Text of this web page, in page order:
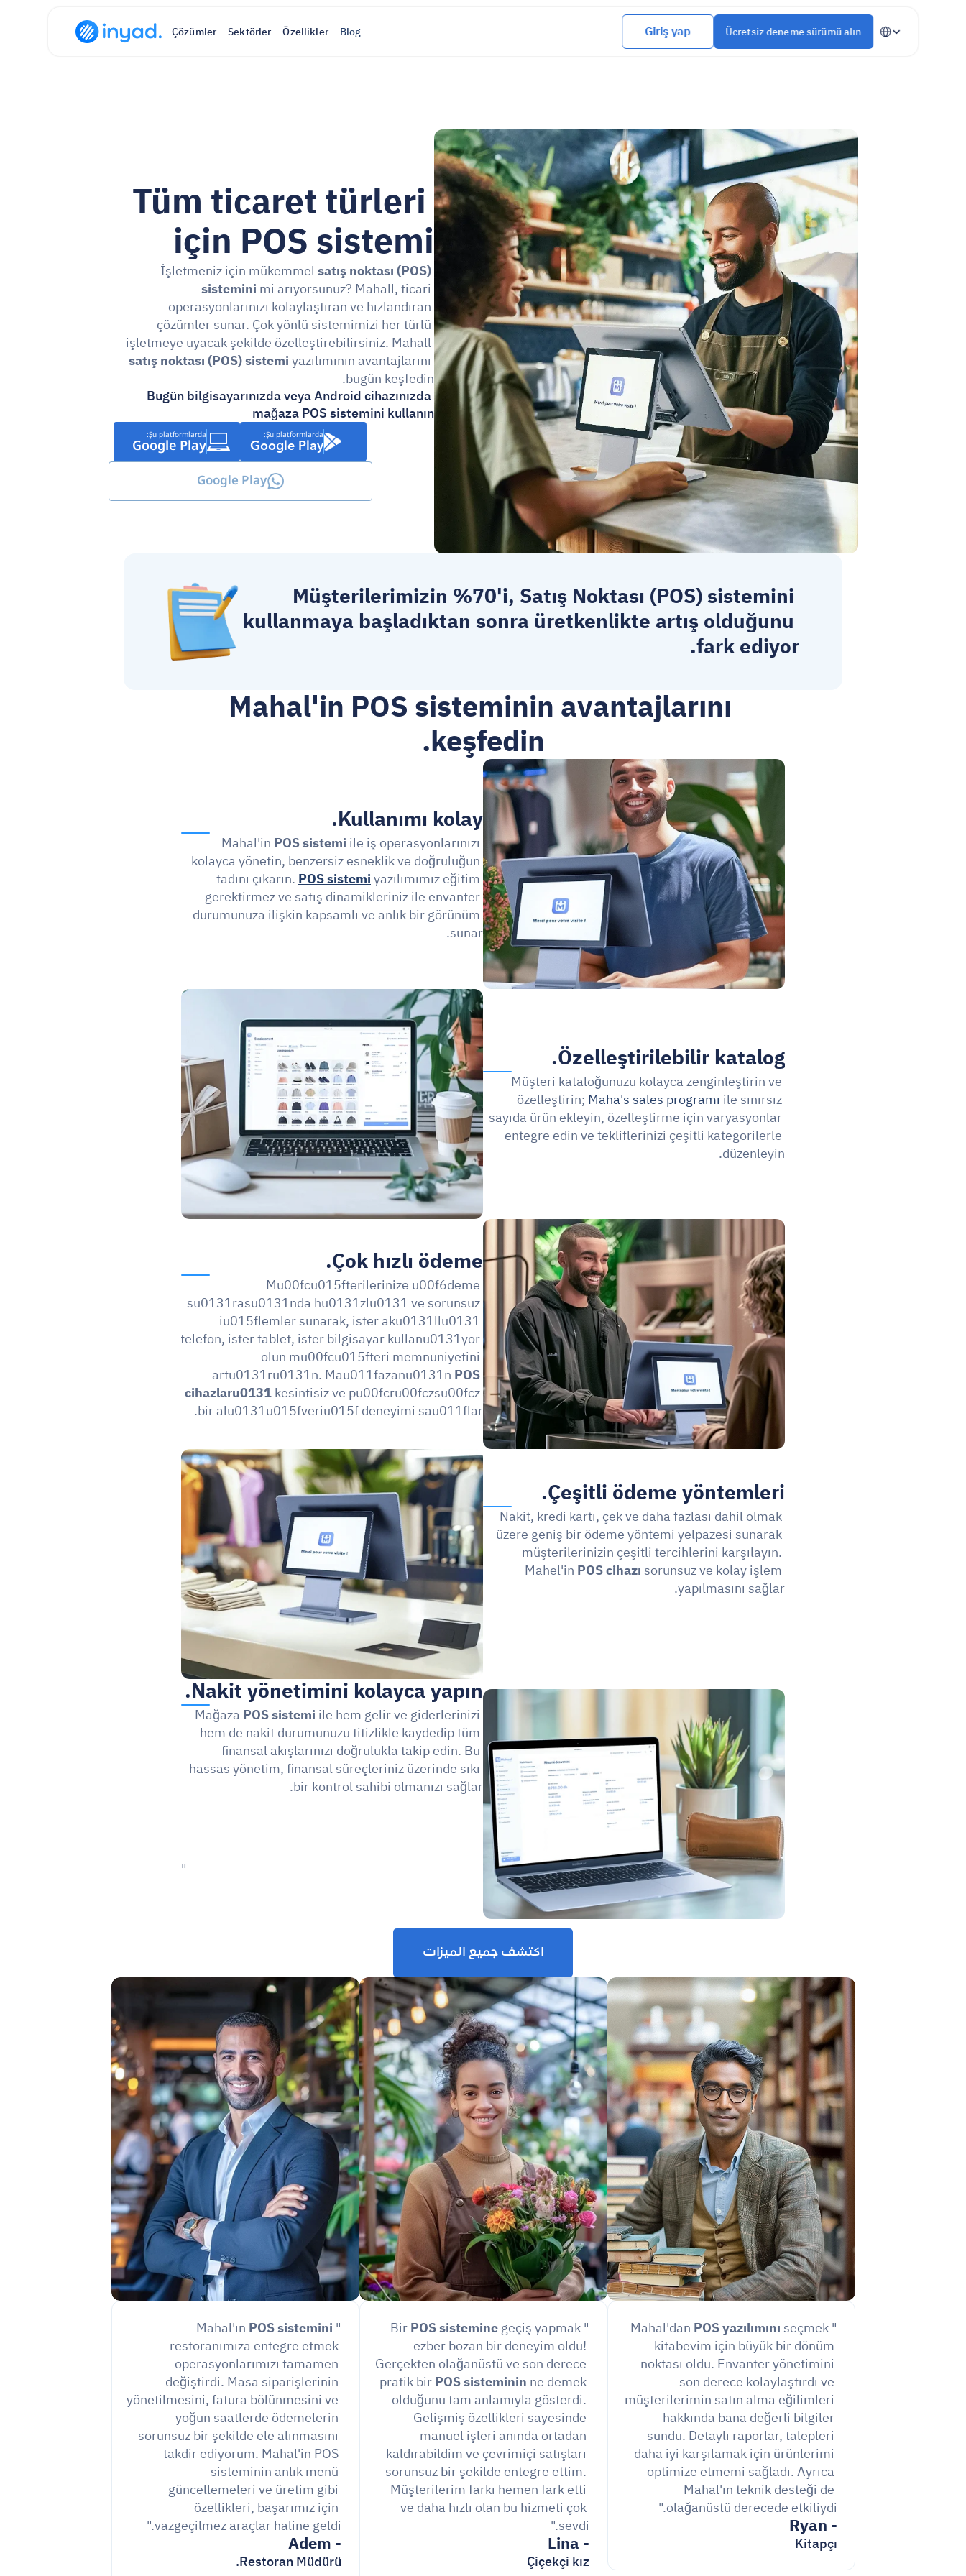
Tüm ticaret türleri
için POS sistemi
İşletmeniz için mükemmel satış noktası (POS)
sistemini mi arıyorsunuz? Mahall, ticari
operasyonlarınızı kolaylaştıran ve hızlandıran
çözümler sunar. Çok yönlü sistemimizi her türlü
işletmeye uyacak şekilde özelleştirebilirsiniz. Mahall
satış noktası (POS) sistemi yazılımının avantajlarını
bugün keşfedin.
Bugün bilgisayarınızda veya Android cihazınızda
mağaza POS sistemini kullanın
Şu platformlarda:
Google Play Şu platformlarda:
Google Play
Google Play
Müşterilerimizin %70'i, Satış Noktası (POS) sistemini
kullanmaya başladıktan sonra üretkenlikte artış olduğunu
fark ediyor.
Mahal'in POS sisteminin avantajlarını
keşfedin.
Kullanımı kolay.
Mahal'in POS sistemi ile iş operasyonlarınızı
kolayca yönetin, benzersiz esneklik ve doğruluğun
tadını çıkarın. POS sistemi yazılımımız eğitim
gerektirmez ve satış dinamikleriniz ile envanter
durumunuza ilişkin kapsamlı ve anlık bir görünüm
sunar.
Özelleştirilebilir katalog.
Müşteri kataloğunuzu kolayca zenginleştirin ve
özelleştirin; Maha's sales programı ile sınırsız
sayıda ürün ekleyin, özelleştirme için varyasyonlar
entegre edin ve tekliflerinizi çeşitli kategorilerle
düzenleyin.
Çok hızlı ödeme.
Mu00fcu015fterilerinize u00f6deme
su0131rasu0131nda hu0131zlu0131 ve sorunsuz
iu015flemler sunarak, ister aku0131llu0131
telefon, ister tablet, ister bilgisayar kullanu0131yor
olun mu00fcu015fteri memnuniyetini
artu0131ru0131n. Mau011fazanu0131n POS
cihazlaru0131 kesintisiz ve pu00fcru00fczsu00fcz
bir alu0131u015fveriu015f deneyimi sau011flar.
Çeşitli ödeme yöntemleri.
Nakit, kredi kartı, çek ve daha fazlası dahil olmak
üzere geniş bir ödeme yöntemi yelpazesi sunarak
müşterilerinizin çeşitli tercihlerini karşılayın.
Mahel'in POS cihazı sorunsuz ve kolay işlem
yapılmasını sağlar.
Nakit yönetimini kolayca yapın.
Mağaza POS sistemi ile hem gelir ve giderlerinizi
hem de nakit durumunuzu titizlikle kaydedip tüm
finansal akışlarınızı doğrulukla takip edin. Bu
hassas yönetim, finansal süreçleriniz üzerinde sıkı
bir kontrol sahibi olmanızı sağlar.
"
اكتشف جميع الميزات
"Mahal'ın
POS sistemini
restoranımıza entegre etmek
operasyonlarımızı tamamen
değiştirdi. Masa siparişlerinin
yönetilmesini, fatura bölünmesini ve
yoğun saatlerde ödemelerin
sorunsuz bir şekilde ele alınmasını
takdir ediyorum. Mahal'in POS
sisteminin anlık menü
güncellemeleri ve üretim gibi
özellikleri, başarımız için
vazgeçilmez araçlar haline geldi."
- Adem
Restoran Müdürü.
"Bir
POS sistemine geçiş yapmak
ezber bozan bir deneyim oldu!
Gerçekten olağanüstü ve son derece
pratik bir POS sisteminin ne demek
olduğunu tam anlamıyla gösterdi.
Gelişmiş özellikleri sayesinde
manuel işleri anında ortadan
kaldırabildim ve çevrimiçi satışları
sorunsuz bir şekilde entegre ettim.
Müşterilerim farkı hemen fark etti
ve daha hızlı olan bu hizmeti çok
sevdi."
- Lina
Çiçekçi kız
"Mahal'dan
POS yazılımını seçmek
kitabevim için büyük bir dönüm
noktası oldu. Envanter yönetimini
son derece kolaylaştırdı ve
müşterilerimin satın alma eğilimleri
hakkında bana değerli bilgiler
sundu. Detaylı raporlar, talepleri
daha iyi karşılamak için ürünlerimi
optimize etmemi sağladı. Ayrıca
Mahal'ın teknik desteği de
olağanüstü derecede etkiliydi."
- Ryan
Kitapçı
Çözümler Sektörler Özellikler Blog Giriş yap Ücretsiz deneme sürümü alın
Select Language